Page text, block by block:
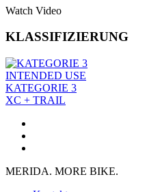
Watch Video
KLASSIFIZIERUNG
INTENDED USE
KATEGORIE 3
XC + TRAIL
MERIDA. MORE BIKE.